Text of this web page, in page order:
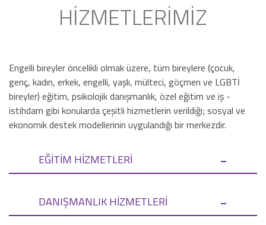
HİZMETLERİMİZ
Engelli bireyler öncelikli olmak üzere, tüm bireylere (çocuk,
genç, kadın, erkek, engelli, yaşlı, mülteci, göçmen ve LGBTİ
bireyler) eğitim, psikolojik danışmanlık, özel eğitim ve iş -
istihdam gibi konularda çeşitli hizmetlerin verildiği; sosyal ve
ekonomik destek modellerinin uygulandığı bir merkezdir.
EĞİTİM HİZMETLERİ -
DANIŞMANLIK HİZMETLERİ -